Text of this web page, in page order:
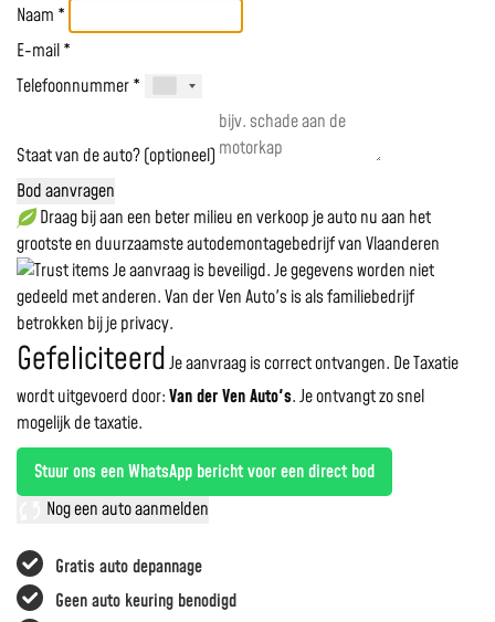
Gratis auto depannage
Geen auto keuring benodigd
Naam *
E-mail *
Telefoonnummer *
Staat van de auto? (optioneel)
Bod aanvragen
Draag bij aan een beter milieu en verkoop je auto nu aan het
grootste en duurzaamste autodemontagebedrijf van Vlaanderen
Je aanvraag is beveiligd. Je gegevens worden niet
gedeeld met anderen. Van der Ven Auto's is als familiebedrijf
betrokken bij je privacy.
GefeliciteerdJe aanvraag is correct ontvangen. De Taxatie
wordt uitgevoerd door:Van der Ven Auto's.Je ontvangt zo snel
mogelijk de taxatie.
Stuur ons een WhatsApp bericht voor een direct bod
Nog een auto aanmelden